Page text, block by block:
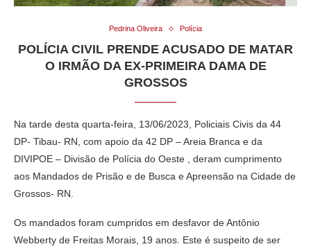
Pedrina Oliveira Polícia
POLÍCIA CIVIL PRENDE ACUSADO DE MATAR
O IRMÃO DA EX-PRIMEIRA DAMA DE
GROSSOS
Na tarde desta quarta-feira, 13/06/2023, Policiais Civis da 44
DP- Tibau- RN, com apoio da 42 DP – Areia Branca e da
DIVIPOE – Divisão de Polícia do Oeste , deram cumprimento
aos Mandados de Prisão e de Busca e Apreensão na Cidade de
Grossos- RN.
Os mandados foram cumpridos em desfavor de Antônio
Webberty de Freitas Morais, 19 anos. Este é suspeito de ser